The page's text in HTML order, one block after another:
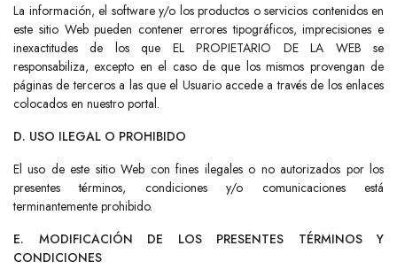
La información, el software y/o los productos o servicios contenidos en
este sitio Web pueden contener errores tipográficos, imprecisiones e
inexactitudes de los que EL PROPIETARIO DE LA WEB se
responsabiliza, excepto en el caso de que los mismos provengan de
páginas de terceros a las que el Usuario accede a través de los enlaces
colocados en nuestro portal.
D. USO ILEGAL O PROHIBIDO
El uso de este sitio Web con fines ilegales o no autorizados por los
presentes términos, condiciones y/o comunicaciones está
terminantemente prohibido.
E. MODIFICACIÓN DE LOS PRESENTES TÉRMINOS Y
CONDICIONES